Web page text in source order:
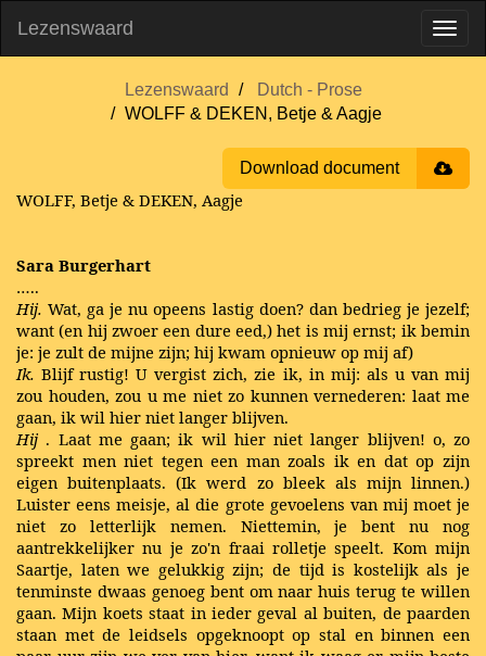
Lezenswaard
Lezenswaard
Dutch - Prose
WOLFF & DEKEN, Betje & Aagje
Download document
WOLFF, Betje & DEKEN, Aagje
Sara Burgerhart
…..
Hij. Wat, ga je nu opeens lastig doen? dan bedrieg je jezelf;
want (en hij zwoer een dure eed,) het is mij ernst; ik bemin
je: je zult de mijne zijn; hij kwam opnieuw op mij af)
Ik. Blijf rustig! U vergist zich, zie ik, in mij: als u van mij
zou houden, zou u me niet zo kunnen vernederen: laat me
gaan, ik wil hier niet langer blijven.
Hij . Laat me gaan; ik wil hier niet langer blijven! o, zo
spreekt men niet tegen een man zoals ik en dat op zijn
eigen buitenplaats. (Ik werd zo bleek als mijn linnen.)
Luister eens meisje, al die grote gevoelens van mij moet je
niet zo letterlijk nemen. Niettemin, je bent nu nog
aantrekkelijker nu je zo'n fraai rolletje speelt. Kom mijn
Saartje, laten we gelukkig zijn; de tijd is kostelijk als je
tenminste dwaas genoeg bent om naar huis terug te willen
gaan. Mijn koets staat in ieder geval al buiten, de paarden
staan met de leidsels opgeknoopt op stal en binnen een